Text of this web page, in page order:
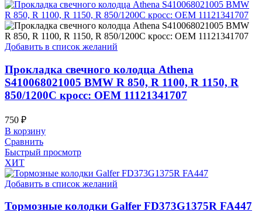
Добавить в список желаний
Прокладка свечного колодца Athena
S410068021005 BMW R 850, R 1100, R 1150, R
850/1200C кросс: OEM 11121341707
750 ₽
В корзину
Сравнить
Быстрый просмотр
ХИТ
Добавить в список желаний
Тормозные колодки Galfer FD373G1375R FA447